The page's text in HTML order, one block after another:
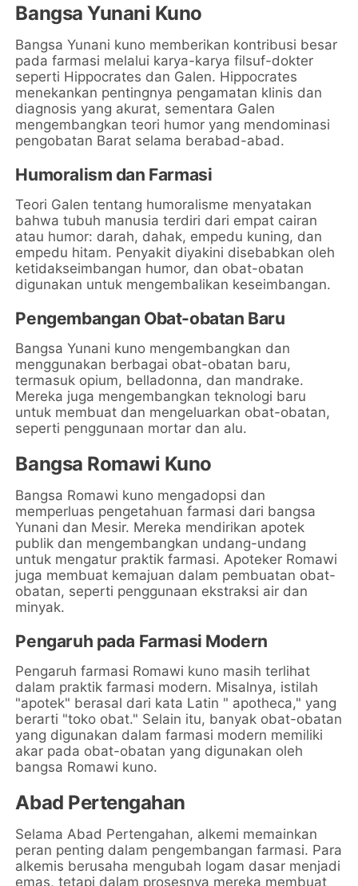
Bangsa Yunani Kuno
Bangsa Yunani kuno memberikan kontribusi besar
pada farmasi melalui karya-karya filsuf-dokter
seperti Hippocrates dan Galen. Hippocrates
menekankan pentingnya pengamatan klinis dan
diagnosis yang akurat, sementara Galen
mengembangkan teori humor yang mendominasi
pengobatan Barat selama berabad-abad.
Humoralism dan Farmasi
Teori Galen tentang humoralisme menyatakan
bahwa tubuh manusia terdiri dari empat cairan
atau humor: darah, dahak, empedu kuning, dan
empedu hitam. Penyakit diyakini disebabkan oleh
ketidakseimbangan humor, dan obat-obatan
digunakan untuk mengembalikan keseimbangan.
Pengembangan Obat-obatan Baru
Bangsa Yunani kuno mengembangkan dan
menggunakan berbagai obat-obatan baru,
termasuk opium, belladonna, dan mandrake.
Mereka juga mengembangkan teknologi baru
untuk membuat dan mengeluarkan obat-obatan,
seperti penggunaan mortar dan alu.
Bangsa Romawi Kuno
Bangsa Romawi kuno mengadopsi dan
memperluas pengetahuan farmasi dari bangsa
Yunani dan Mesir. Mereka mendirikan apotek
publik dan mengembangkan undang-undang
untuk mengatur praktik farmasi. Apoteker Romawi
juga membuat kemajuan dalam pembuatan obat-
obatan, seperti penggunaan ekstraksi air dan
minyak.
Pengaruh pada Farmasi Modern
Pengaruh farmasi Romawi kuno masih terlihat
dalam praktik farmasi modern. Misalnya, istilah
"apotek" berasal dari kata Latin " apotheca," yang
berarti "toko obat." Selain itu, banyak obat-obatan
yang digunakan dalam farmasi modern memiliki
akar pada obat-obatan yang digunakan oleh
bangsa Romawi kuno.
Abad Pertengahan
Selama Abad Pertengahan, alkemi memainkan
peran penting dalam pengembangan farmasi. Para
alkemis berusaha mengubah logam dasar menjadi
emas, tetapi dalam prosesnya mereka membuat